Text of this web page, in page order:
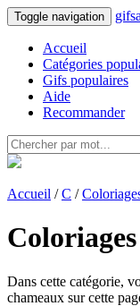
Toggle navigation
Accueil
Catégories
Gifs populaires
Aide
Recommander
Accueil /C /
Dans cette catégorie,
chameaux sur cette